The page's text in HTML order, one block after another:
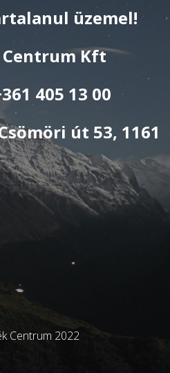
üzemel!
Kft
405 13 00
út 53, 1161
Centrum 2022